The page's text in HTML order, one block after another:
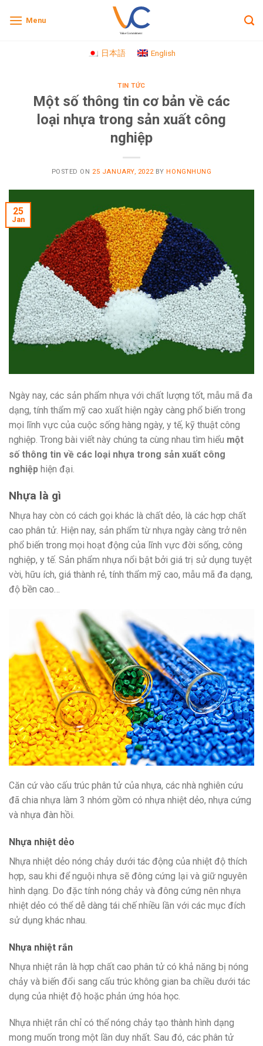
Menu
日本語 English
TIN TỨC
Một số thông tin cơ bản về các
loại nhựa trong sản xuất công
nghiệp
POSTED ON 25 JANUARY, 2022 BYHONGNHUNG
25
Jan
Ngày nay, các sản phẩm nhựa với chất lượng tốt, mẫu mã đa
dạng, tính thẩm mỹ cao xuất hiện ngày càng phổ biến trong
mọi lĩnh vực của cuộc sống hàng ngày, y tế, kỹ thuật công
nghiệp. Trong bài viết này chúng ta cùng nhau tìm hiểu một
số thông tin về các loại nhựa trong sản xuất công
nghiệp hiện đại.
Nhựa là gì
Nhựa hay còn có cách gọi khác là chất dẻo, là các hợp chất
cao phân tử. Hiện nay, sản phẩm từ nhựa ngày càng trở nên
phổ biến trong mọi hoạt động của lĩnh vực đời sống, công
nghiệp, y tế. Sản phẩm nhựa nổi bật bởi giá trị sử dụng tuyệt
vời, hữu ích, giá thành rẻ, tính thẩm mỹ cao, mẫu mã đa dạng,
độ bền cao…
Căn cứ vào cấu trúc phân tử của nhựa, các nhà nghiên cứu
đã chia nhựa làm 3 nhóm gồm có nhựa nhiệt dẻo, nhựa cứng
và nhựa đàn hồi.
Nhựa nhiệt dẻo
Nhựa nhiệt dẻo nóng chảy dưới tác động của nhiệt độ thích
hợp, sau khi để nguội nhựa sẽ đông cứng lại và giữ nguyên
hình dạng. Do đặc tính nóng chảy và đông cứng nên nhựa
nhiệt dẻo có thể dễ dàng tái chế nhiều lần với các mục đích
sử dụng khác nhau.
Nhựa nhiệt rắn
Nhựa nhiệt rắn là hợp chất cao phân tử có khả năng bị nóng
chảy và biến đổi sang cấu trúc không gian ba chiều dưới tác
dụng của nhiệt độ hoặc phản ứng hóa học.
Nhựa nhiệt rắn chỉ có thể nóng chảy tạo thành hình dạng
mong muốn trong một lần duy nhất. Sau đó, các phân tử